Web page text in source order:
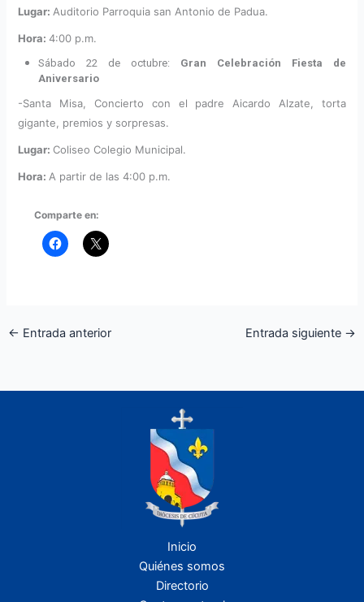
Lugar: Auditorio Parroquia san Antonio de Padua.
Hora:4:00 p.m.
Sábado 22 de octubre: Gran Celebración Fiesta de
Aniversario
-Santa Misa, Concierto con el padre Aicardo Alzate, torta
gigante, premios y sorpresas.
Lugar:Coliseo Colegio Municipal.
Hora: A partir de las 4:00 p.m.
Comparte en:
← Entrada anterior Entrada siguiente →
Inicio
Quiénes somos
Directorio